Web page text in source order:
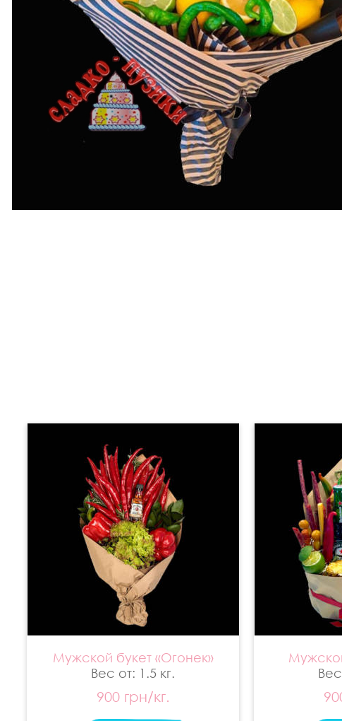
Мужской букет «Огонек»
Вес от: 1.5 кг.
900 грн/кг.